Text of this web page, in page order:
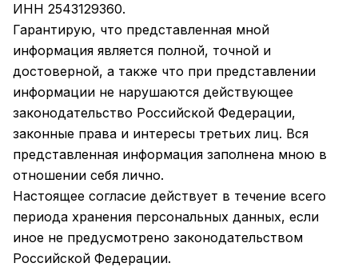
ИНН 2543129360.
Гарантирую, что представленная мной
информация является полной, точной и
достоверной, а также что при представлении
информации не нарушаются действующее
законодательство Российской Федерации,
законные права и интересы третьих лиц. Вся
представленная информация заполнена мною в
отношении себя лично.
Настоящее согласие действует в течение всего
периода хранения персональных данных, если
иное не предусмотрено законодательством
Российской Федерации.